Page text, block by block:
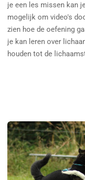
je een les missen kan
mogelijk om video's
zien hoe de oefening
je kan leren over
houden tot de